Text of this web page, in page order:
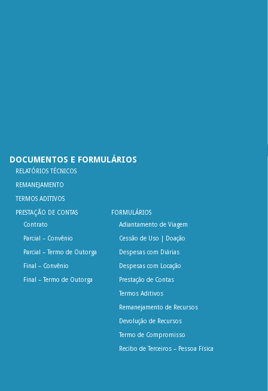
DOCUMENTOS E FORMULÁRIOS
RELATÓRIOS TÉCNICOS
REMANEJAMENTO
TERMOS ADITIVOS
PRESTAÇÃO DE CONTAS
Contrato
Parcial – Convênio
Parcial – Termo de Outorga
Final – Convênio
Final – Termo de Outorga
FORMULÁRIOS
Adiantamento de Viagem
Cessão de Uso | Doação
Despesas com Diárias
Despesas com Locação
Prestação de Contas
Termos Aditivos
Remanejamento de Recursos
Devolução de Recursos
Termo de Compromisso
Recibo de Terceiros – Pessoa Física